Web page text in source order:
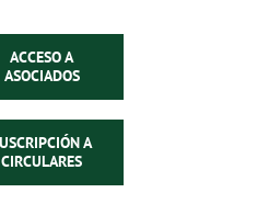
ACCESO A
ASOCIADOS
A
CIRCULARES